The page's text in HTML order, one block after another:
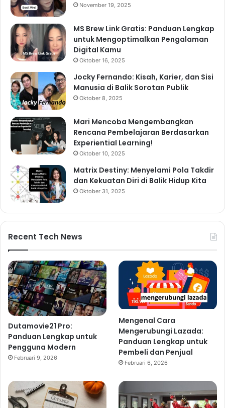
November 19, 2025
MS Brew Link Gratis: Panduan Lengkap
untuk Mengoptimalkan Pengalaman
Digital Kamu
Oktober 16, 2025
Jocky Fernando: Kisah, Karier, dan Sisi
Manusia di Balik Sorotan Publik
Oktober 8, 2025
Mari Mencoba Mengembangkan
Rencana Pembelajaran Berdasarkan
Experiential Learning!
Oktober 10, 2025
Matrix Destiny: Menyelami Pola Takdir
dan Kekuatan Diri di Balik Hidup Kita
Oktober 31, 2025
Recent Tech News
Dutamovie21 Pro:
Panduan Lengkap untuk
Pengguna Modern
Februari 9, 2026
Mengenal Cara
Mengerubungi Lazada:
Panduan Lengkap untuk
Pembeli dan Penjual
Februari 6, 2026